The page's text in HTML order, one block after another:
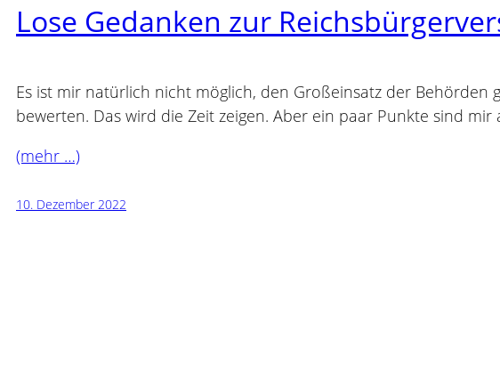
Lose Gedanken zur
Es ist mir natürlich nicht möglich, den Großeinsatz der
bewerten. Das wird die Zeit zeigen. Aber ein paar Punkte sind
(mehr …)
10. Dezember 2022